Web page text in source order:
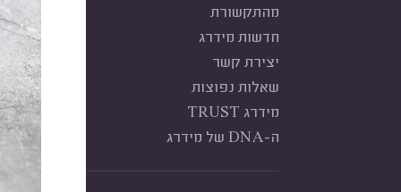
מהתקשורת
חדשות מידרג
יצירת קשר
שאלות נפוצות
מידרג TRUST
ה-DNA של מידרג